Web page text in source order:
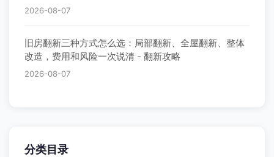
2026-08-07
旧房翻新三种方式怎么选：局部翻新、全屋翻新、整体
改造，费用和风险一次说清 - 翻新攻略
2026-08-07
分类目录